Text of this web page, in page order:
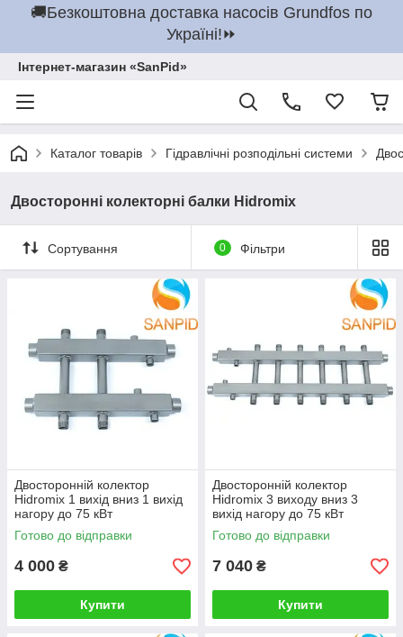
🚚Безкоштовна доставка насосів Grundfos по
Україні!⏩
Інтернет-магазин «SanPid»
Каталог товарів Гідравлічні розподільні системи
Двосторонні колекторні балки Hidromix
Сортування 0 Фільтри
Двосторонній колектор
Hidromix 1 вихід вниз 1 вихід
нагору до 75 кВт
Готово до відправки
4 000 ₴
Купити
Двосторонній колектор
Hidromix 3 виходу вниз 3
вихід нагору до 75 кВт
Готово до відправки
7 040 ₴
Купити